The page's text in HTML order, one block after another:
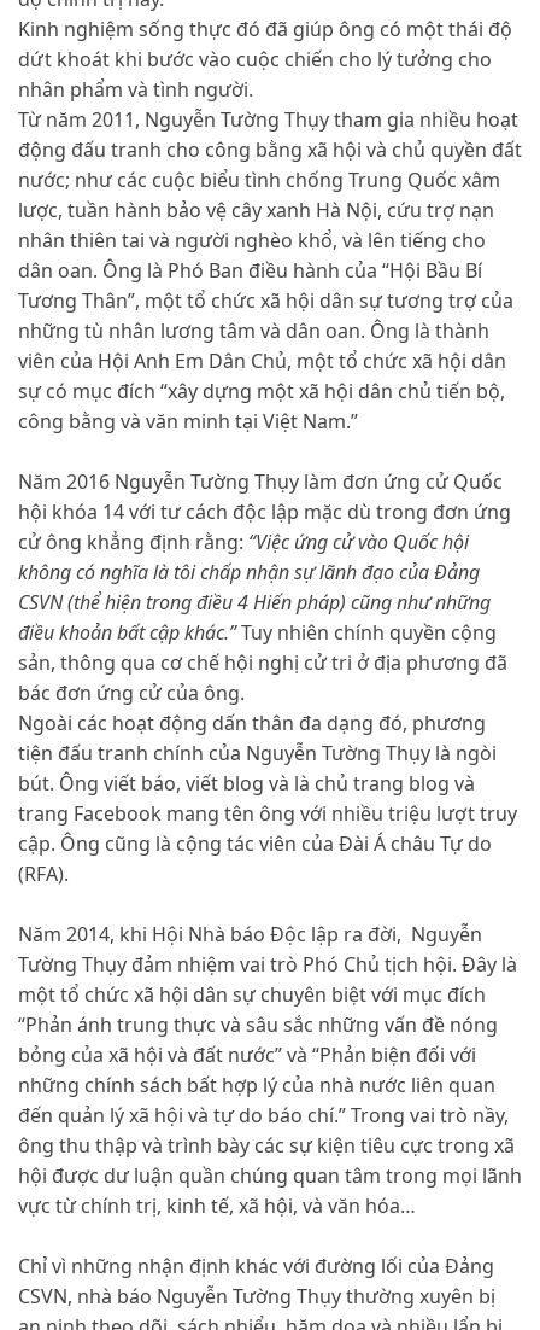
Kinh nghiệm sống thực đó đã giúp ông có một thái độ
dứt khoát khi bước vào cuộc chiến cho lý tưởng cho
nhân phẩm và tình người.
Từ năm 2011, Nguyễn Tường Thụy tham gia nhiều hoạt
động đấu tranh cho công bằng xã hội và chủ quyền đất
nước; như các cuộc biểu tình chống Trung Quốc xâm
lược, tuần hành bảo vệ cây xanh Hà Nội, cứu trợ nạn
nhân thiên tai và người nghèo khổ, và lên tiếng cho
dân oan. Ông là Phó Ban điều hành của “Hội Bầu Bí
Tương Thân”, một tổ chức xã hội dân sự tương trợ của
những tù nhân lương tâm và dân oan. Ông là thành
viên của Hội Anh Em Dân Chủ, một tổ chức xã hội dân
sự có mục đích “xây dựng một xã hội dân chủ tiến bộ,
công bằng và văn minh tại Việt Nam.”
Năm 2016 Nguyễn Tường Thụy làm đơn ứng cử Quốc
hội khóa 14 với tư cách độc lập mặc dù trong đơn ứng
cử ông khẳng định rằng: “Việc ứng cử vào Quốc hội
không có nghĩa là tôi chấp nhận sự lãnh đạo của Đảng
CSVN (thể hiện trong điều 4 Hiến pháp) cũng như những
điều khoản bất cập khác.”Tuy nhiên chính quyền cộng
sản, thông qua cơ chế hội nghị cử tri ở địa phương đã
bác đơn ứng cử của ông.
Ngoài các hoạt động dấn thân đa dạng đó, phương
tiện đấu tranh chính của Nguyễn Tường Thụy là ngòi
bút. Ông viết báo, viết blog và là chủ trang blog và
trang Facebook mang tên ông với nhiều triệu lượt truy
cập. Ông cũng là cộng tác viên của Đài Á châu Tự do
(RFA).
Năm 2014, khi Hội Nhà báo Độc lập ra đời, Nguyễn
Tường Thụy đảm nhiệm vai trò Phó Chủ tịch hội. Đây là
một tổ chức xã hội dân sự chuyên biệt với mục đích
“Phản ánh trung thực và sâu sắc những vấn đề nóng
bỏng của xã hội và đất nước” và “Phản biện đối với
những chính sách bất hợp lý của nhà nước liên quan
đến quản lý xã hội và tự do báo chí.” Trong vai trò nầy,
ông thu thập và trình bày các sự kiện tiêu cực trong xã
hội được dư luận quần chúng quan tâm trong mọi lãnh
vực từ chính trị, kinh tế, xã hội, và văn hóa…
Chỉ vì những nhận định khác với đường lối của Đảng
CSVN, nhà báo Nguyễn Tường Thụy thường xuyên bị